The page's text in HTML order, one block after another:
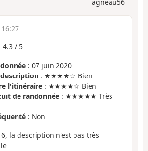
agneau56
: 4.3 / 5
: 07 juin 2020
: ★★★★☆ Bien
l'itinéraire : ★★★★☆ Bien
de randonnée : ★★★★★ Très
: Non
la description n'est pas très